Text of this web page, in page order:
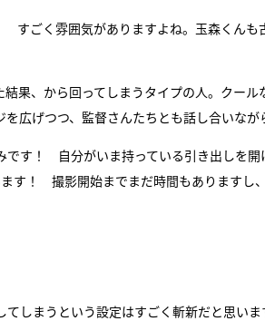
すごく雰囲気がありますよね。玉森くんも
果、から回ってしまうタイプの人。クー
広げつつ、監督さんたちとも話し合いなが
です！ 自分がいま持っている引き出しを
す！ 撮影開始までまだ時間もありますし
てしまうという設定はすごく斬新だと思い